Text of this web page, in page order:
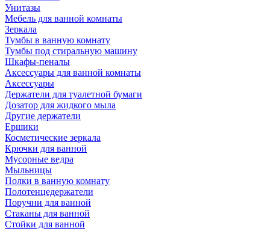
Унитазы
Мебель для ванной комнаты
Зеркала
Тумбы в ванную комнату
Тумбы под стиральную машину
Шкафы-пеналы
Аксессуары для ванной комнаты
Аксессуары
Держатели для туалетной бумаги
Дозатор для жидкого мыла
Другие держатели
Ершики
Косметические зеркала
Крючки для ванной
Мусорные ведра
Мыльницы
Полки в ванную комнату
Полотенцедержатели
Поручни для ванной
Стаканы для ванной
Стойки для ванной